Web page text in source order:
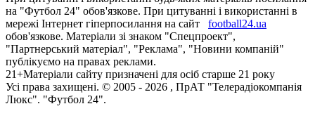
на "Футбол 24" обов'язкове. При цитуванні і використанні в
мережі Інтернет гіперпосилання на сайт
football24.ua
обов'язкове. Матеріали зі знаком "Спецпроект",
"Партнерський матеріал", "Реклама", "Новини компаній"
публікуємо на правах реклами.
21+Матеріали сайту призначені для осіб старше 21 року
Усi права захищенi. © 2005 - 2026 , ПрАТ "Телерадіокомпанія
Люкс". "Футбол 24".